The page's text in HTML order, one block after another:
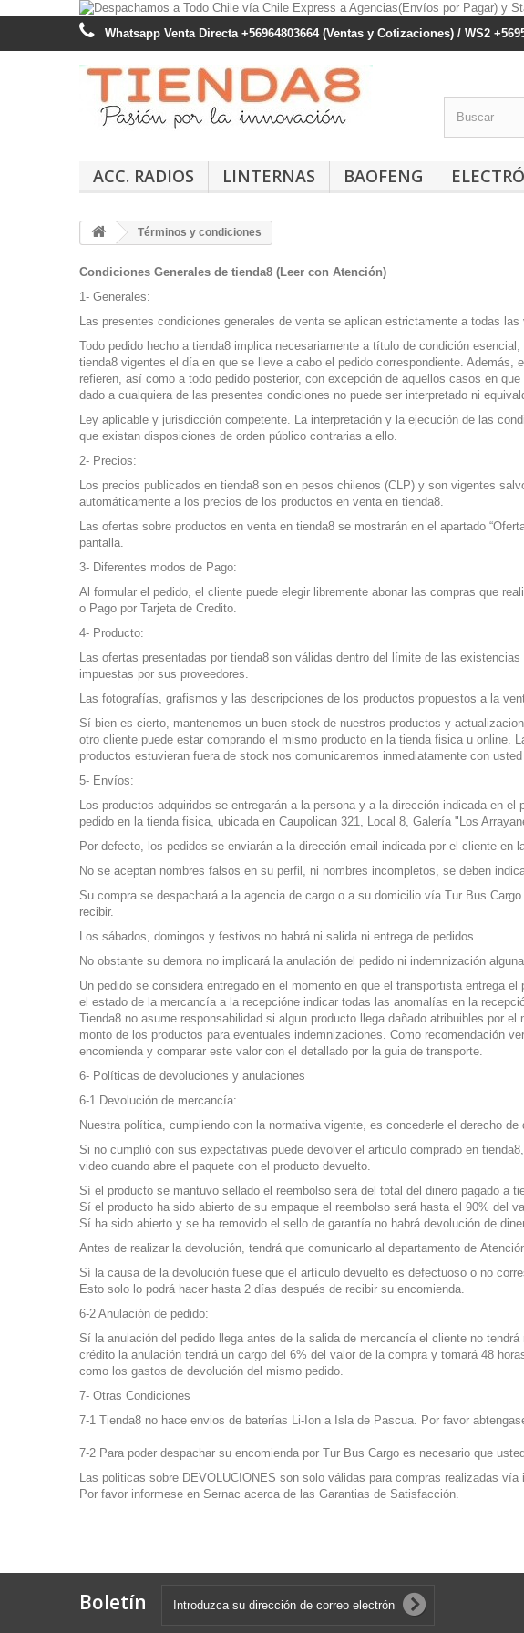
Whatsapp Venta Directa +56964803664 (Ventas y Cotizaciones) / WS2
ACC. RADIOS LINTERNAS BAOFENG
Términos y condiciones
Condiciones Generales de tienda8 (Leer con Atención)
1- Generales:
Las presentes condiciones generales de venta se aplican estrictamente a todas
Todo pedido hecho a tienda8 implica necesariamente a título de condición
tienda8 vigentes el día en que se lleve a cabo el pedido correspondiente.
refieren, así como a todo pedido posterior, con excepción de aquellos casos en
dado a cualquiera de las presentes condiciones no puede ser interpretado ni
Ley aplicable y jurisdicción competente. La interpretación y la ejecución de las
que existan disposiciones de orden público contrarias a ello.
2- Precios:
Los precios publicados en tienda8 son en pesos chilenos (CLP) y son vigentes
automáticamente a los precios de los productos en venta en tienda8.
Las ofertas sobre productos en venta en tienda8 se mostrarán en el apartado
pantalla.
3- Diferentes modos de Pago:
Al formular el pedido, el cliente puede elegir libremente abonar las compras que
o Pago por Tarjeta de Credito.
4- Producto:
Las ofertas presentadas por tienda8 son válidas dentro del límite de las
impuestas por sus proveedores.
Las fotografías, grafismos y las descripciones de los productos propuestos a la
Sí bien es cierto, mantenemos un buen stock de nuestros productos y
otro cliente puede estar comprando el mismo producto en la tienda fisica u
productos estuvieran fuera de stock nos comunicaremos inmediatamente con
5- Envíos:
Los productos adquiridos se entregarán a la persona y a la dirección indicada en el
pedido en la tienda fisica, ubicada en Caupolican 321, Local 8, Galería "Los
Por defecto, los pedidos se enviarán a la dirección email indicada por el cliente en
No se aceptan nombres falsos en su perfil, ni nombres incompletos, se deben
Su compra se despachará a la agencia de cargo o a su domicilio vía Tur Bus
recibir.
Los sábados, domingos y festivos no habrá ni salida ni entrega de pedidos.
No obstante su demora no implicará la anulación del pedido ni indemnización
Un pedido se considera entregado en el momento en que el transportista entrega
el estado de la mercancía a la recepcióne indicar todas las anomalías en la
Tienda8 no asume responsabilidad si algun producto llega dañado atribuibles por
monto de los productos para eventuales indemnizaciones. Como recomendación
encomienda y comparar este valor con el detallado por la guia de transporte.
6- Políticas de devoluciones y anulaciones
6-1 Devolución de mercancía:
Nuestra política, cumpliendo con la normativa vigente, es concederle el derecho
Si no cumplió con sus expectativas puede devolver el articulo comprado en
video cuando abre el paquete con el producto devuelto.
Sí el producto se mantuvo sellado el reembolso será del total del dinero pagado a
Sí el producto ha sido abierto de su empaque el reembolso será hasta el 90% del
Sí ha sido abierto y se ha removido el sello de garantía no habrá devolución de
Antes de realizar la devolución, tendrá que comunicarlo al departamento de
Sí la causa de la devolución fuese que el artículo devuelto es defectuoso o no
Esto solo lo podrá hacer hasta 2 días después de recibir su encomienda.
6-2 Anulación de pedido:
Sí la anulación del pedido llega antes de la salida de mercancía el cliente no
crédito la anulación tendrá un cargo del 6% del valor de la compra y tomará 48
como los gastos de devolución del mismo pedido.
7- Otras Condiciones
7-1 Tienda8 no hace envios de baterías Li-Ion a Isla de Pascua. Por favor
7-2 Para poder despachar su encomienda por Tur Bus Cargo es necesario que
Las politicas sobre DEVOLUCIONES son solo válidas para compras realizadas
Por favor informese en Sernac acerca de las Garantias de Satisfacción.
Boletín